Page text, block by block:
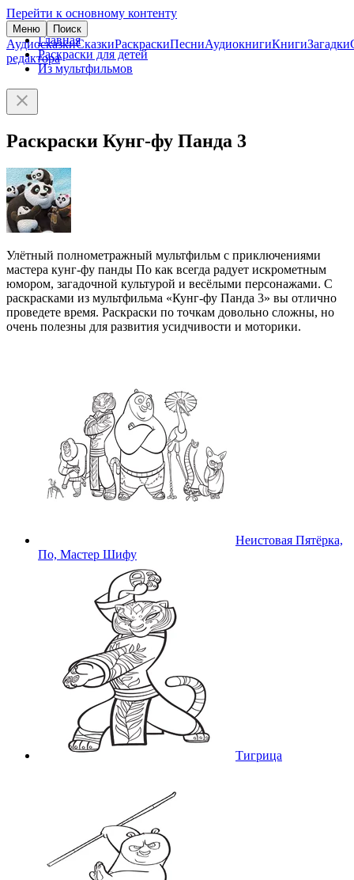
Перейти к основному контенту
Меню Поиск
АудиосказкиСказкиРаскраскиПесниАудиокнигиКнигиЗагадки
редактора
Главная
Раскраски для детей
Из мультфильмов
Раскраски Кунг-фу Панда 3
Улётный полнометражный мультфильм с приключениями
мастера кунг-фу панды По как всегда радует искрометным
юмором, загадочной культурой и весёлыми персонажами. С
раскрасками из мультфильма «Кунг-фу Панда 3» вы отлично
проведете время. Раскраски по точкам довольно сложны, но
очень полезны для развития усидчивости и моторики.
Неистовая Пятёрка,
По, Мастер Шифу
Тигрица